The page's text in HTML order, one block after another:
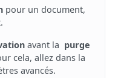
pour un document,
avant la purge
cela, allez dans la
avancés.